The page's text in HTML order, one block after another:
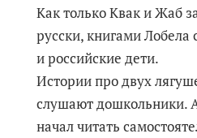
Как только Квак и Жаб
русски, книгами Лобела
и российские дети.
Истории про двух
слушают дошкольники.
начал читать